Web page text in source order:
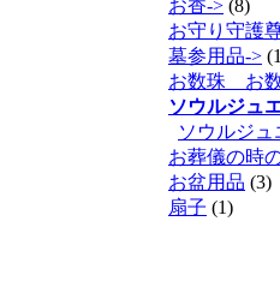
お香-> (8)
お守り守護
墓参用品->
お数珠 お
ソウルジュ
ソウルジュ
お葬儀の時
お盆用品 (3)
扇子 (1)